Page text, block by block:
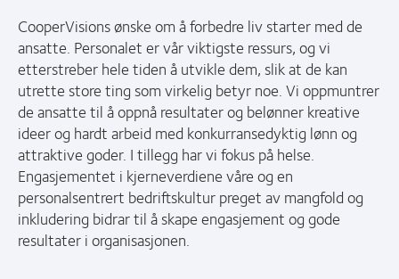
CooperVisions ønske om å forbedre liv starter med de
ansatte. Personalet er vår viktigste ressurs, og vi
etterstreber hele tiden å utvikle dem, slik at de kan
utrette store ting som virkelig betyr noe. Vi oppmuntrer
de ansatte til å oppnå resultater og belønner kreative
ideer og hardt arbeid med konkurransedyktig lønn og
attraktive goder. I tillegg har vi fokus på helse.
Engasjementet i kjerneverdiene våre og en
personalsentrert bedriftskultur preget av mangfold og
inkludering bidrar til å skape engasjement og gode
resultater i organisasjonen.